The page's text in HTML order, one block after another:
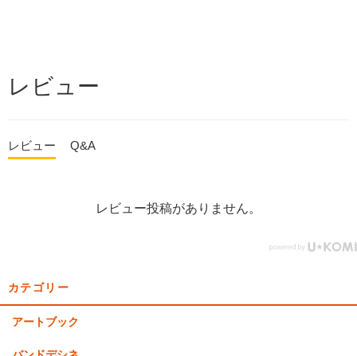
レビュー
レビュー Q&A
レビュー投稿がありません。
カテゴリー
アートブック